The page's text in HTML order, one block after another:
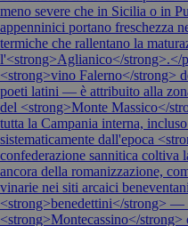
meno severe che in Sicilia o in
appenninici portano freschezza
termiche che rallentano la
l'<strong>Aglianico</strong>.</
<strong>vino Falerno</strong>
poeti latini — è attribuito alla
del <strong>Monte Massico</
tutta la Campania interna,
sistematicamente dall'epoca
confederazione sannitica coltiva
ancora della romanizzazione,
vinarie nei siti arcaici
<strong>benedettini</strong> —
<strong>Montecassino</